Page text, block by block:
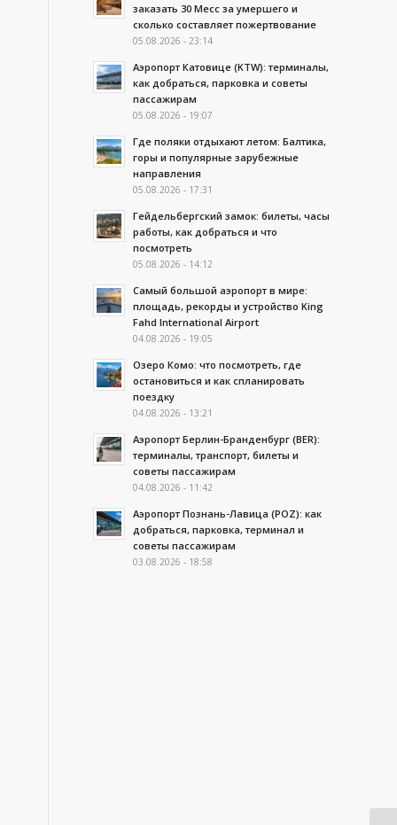
заказать 30 Месс за умершего и
сколько составляет пожертвование
05.08.2026 - 23:14
Аэропорт Катовице (KTW): терминалы,
как добраться, парковка и советы
пассажирам
05.08.2026 - 19:07
Где поляки отдыхают летом: Балтика,
горы и популярные зарубежные
направления
05.08.2026 - 17:31
Гейдельбергский замок: билеты, часы
работы, как добраться и что
посмотреть
05.08.2026 - 14:12
Самый большой аэропорт в мире:
площадь, рекорды и устройство King
Fahd International Airport
04.08.2026 - 19:05
Озеро Комо: что посмотреть, где
остановиться и как спланировать
поездку
04.08.2026 - 13:21
Аэропорт Берлин-Бранденбург (BER):
терминалы, транспорт, билеты и
советы пассажирам
04.08.2026 - 11:42
Аэропорт Познань-Лавица (POZ): как
добраться, парковка, терминал и
советы пассажирам
03.08.2026 - 18:58